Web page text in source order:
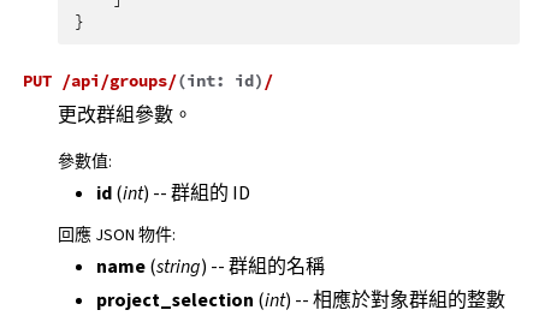
}
PUT /api/groups/(int: id) /
更改群組參數。
參數值:
id(int) -- 群組的 ID
回應 JSON 物件:
name(string) -- 群組的名稱
project_selection (int) -- 相應於對象群組的整數